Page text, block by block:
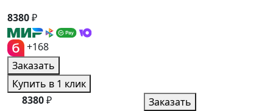
8380₽
+168
Заказать
Купить в 1 клик
8380₽ Заказать